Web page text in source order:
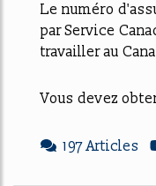
Le numéro
par Service
travailler au
Vous devez
197 Articles